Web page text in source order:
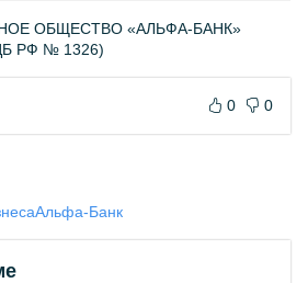
ОБЩЕСТВО «АЛЬФА-БАНК»
РФ № 1326)
0 0
Альфа-Банк